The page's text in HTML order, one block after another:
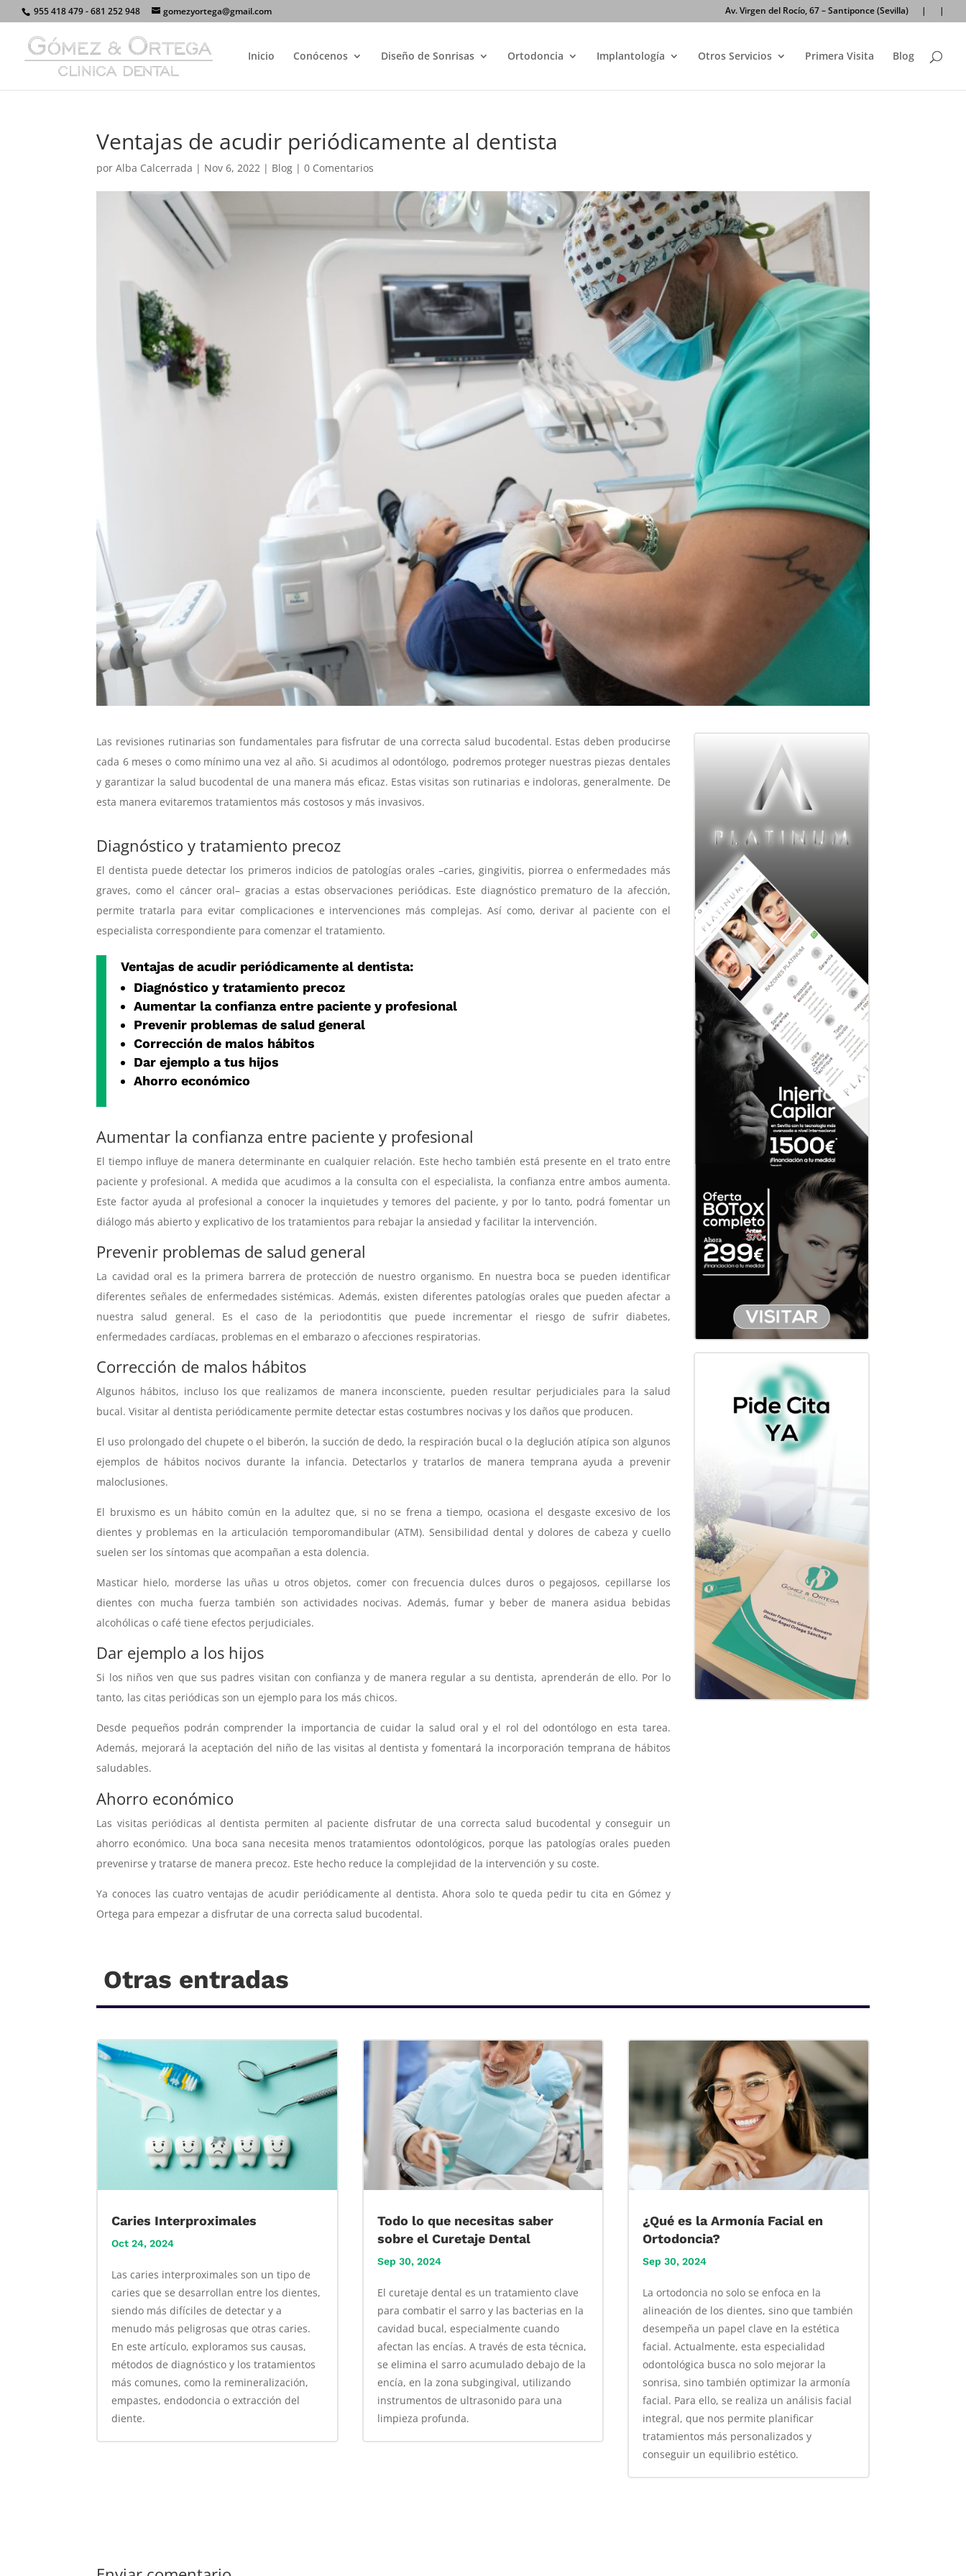
955 418 479 - 681 252 948 gomezyortega@gmail.com Av. Virgen del Rocío, 67 – Santiponce (Sevilla) | |
Inicio Conócenos Diseño de Sonrisas Ortodoncia Implantología Otros Servicios Primera Visita Blog
Ventajas de acudir periódicamente al dentista
porAlba Calcerrada | Nov 6, 2022 | Blog |0 Comentarios
Las revisiones rutinarias son fundamentales para fisfrutar de una correcta salud bucodental. Estas deben producirse
cada 6 meses o como mínimo una vez al año. Si acudimos al odontólogo, podremos proteger nuestras piezas dentales
y garantizar la salud bucodental de una manera más eficaz. Estas visitas son rutinarias e indoloras, generalmente. De
esta manera evitaremos tratamientos más costosos y más invasivos.
Diagnóstico y tratamiento precoz
El dentista puede detectar los primeros indicios de patologías orales –caries, gingivitis, piorrea o enfermedades más
graves, como el cáncer oral– gracias a estas observaciones periódicas. Este diagnóstico prematuro de la afección,
permite tratarla para evitar complicaciones e intervenciones más complejas. Así como, derivar al paciente con el
especialista correspondiente para comenzar el tratamiento.
Ventajas de acudir periódicamente al dentista:
Diagnóstico y tratamiento precoz
Aumentar la confianza entre paciente y profesional
Prevenir problemas de salud general
Corrección de malos hábitos
Dar ejemplo a tus hijos
Ahorro económico
Aumentar la confianza entre paciente y profesional
El tiempo influye de manera determinante en cualquier relación. Este hecho también está presente en el trato entre
paciente y profesional. A medida que acudimos a la consulta con el especialista, la confianza entre ambos aumenta.
Este factor ayuda al profesional a conocer la inquietudes y temores del paciente, y por lo tanto, podrá fomentar un
diálogo más abierto y explicativo de los tratamientos para rebajar la ansiedad y facilitar la intervención.
Prevenir problemas de salud general
La cavidad oral es la primera barrera de protección de nuestro organismo. En nuestra boca se pueden identificar
diferentes señales de enfermedades sistémicas. Además, existen diferentes patologías orales que pueden afectar a
nuestra salud general. Es el caso de la periodontitis que puede incrementar el riesgo de sufrir diabetes,
enfermedades cardíacas, problemas en el embarazo o afecciones respiratorias.
Corrección de malos hábitos
Algunos hábitos, incluso los que realizamos de manera inconsciente, pueden resultar perjudiciales para la salud
bucal. Visitar al dentista periódicamente permite detectar estas costumbres nocivas y los daños que producen.
El uso prolongado del chupete o el biberón, la succión de dedo, la respiración bucal o la deglución atípica son algunos
ejemplos de hábitos nocivos durante la infancia. Detectarlos y tratarlos de manera temprana ayuda a prevenir
maloclusiones.
El bruxismo es un hábito común en la adultez que, si no se frena a tiempo, ocasiona el desgaste excesivo de los
dientes y problemas en la articulación temporomandibular (ATM). Sensibilidad dental y dolores de cabeza y cuello
suelen ser los síntomas que acompañan a esta dolencia.
Masticar hielo, morderse las uñas u otros objetos, comer con frecuencia dulces duros o pegajosos, cepillarse los
dientes con mucha fuerza también son actividades nocivas. Además, fumar y beber de manera asidua bebidas
alcohólicas o café tiene efectos perjudiciales.
Dar ejemplo a los hijos
Si los niños ven que sus padres visitan con confianza y de manera regular a su dentista, aprenderán de ello. Por lo
tanto, las citas periódicas son un ejemplo para los más chicos.
Desde pequeños podrán comprender la importancia de cuidar la salud oral y el rol del odontólogo en esta tarea.
Además, mejorará la aceptación del niño de las visitas al dentista y fomentará la incorporación temprana de hábitos
saludables.
Ahorro económico
Las visitas periódicas al dentista permiten al paciente disfrutar de una correcta salud bucodental y conseguir un
ahorro económico. Una boca sana necesita menos tratamientos odontológicos, porque las patologías orales pueden
prevenirse y tratarse de manera precoz. Este hecho reduce la complejidad de la intervención y su coste.
Ya conoces las cuatro ventajas de acudir periódicamente al dentista. Ahora solo te queda pedir tu cita en Gómez y
Ortega para empezar a disfrutar de una correcta salud bucodental.
Otras entradas
Caries Interproximales
Oct 24, 2024
Las caries interproximales son un tipo de
caries que se desarrollan entre los dientes,
siendo más difíciles de detectar y a
menudo más peligrosas que otras caries.
En este artículo, exploramos sus causas,
métodos de diagnóstico y los tratamientos
más comunes, como la remineralización,
empastes, endodoncia o extracción del
diente.
Todo lo que necesitas saber
sobre el Curetaje Dental
Sep 30, 2024
El curetaje dental es un tratamiento clave
para combatir el sarro y las bacterias en la
cavidad bucal, especialmente cuando
afectan las encías. A través de esta técnica,
se elimina el sarro acumulado debajo de la
encía, en la zona subgingival, utilizando
instrumentos de ultrasonido para una
limpieza profunda.
¿Qué es la Armonía Facial en
Ortodoncia?
Sep 30, 2024
La ortodoncia no solo se enfoca en la
alineación de los dientes, sino que también
desempeña un papel clave en la estética
facial. Actualmente, esta especialidad
odontológica busca no solo mejorar la
sonrisa, sino también optimizar la armonía
facial. Para ello, se realiza un análisis facial
integral, que nos permite planificar
tratamientos más personalizados y
conseguir un equilibrio estético.